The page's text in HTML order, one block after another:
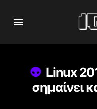
Linux
σημαίνει